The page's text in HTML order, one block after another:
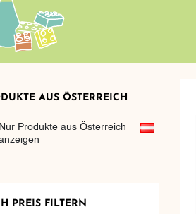
AUS ÖSTERREICH
Nur Produkte aus Österreich
anzeigen
PREIS FILTERN